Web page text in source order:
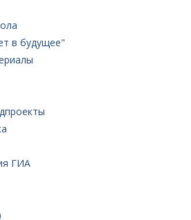
в будущее"
ГИА